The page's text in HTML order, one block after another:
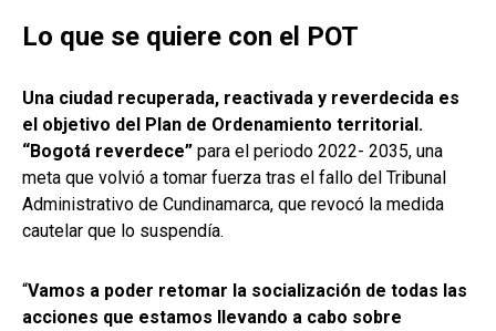
Lo que se quiere con el POT
Una ciudad recuperada, reactivada y reverdecida es
el objetivo del Plan de Ordenamiento territorial.
“Bogotá reverdece” para el periodo 2022- 2035, una
meta que volvió a tomar fuerza tras el fallo del Tribunal
Administrativo de Cundinamarca, que revocó la medida
cautelar que lo suspendía.
“Vamos a poder retomar la socialización de todas las
acciones que estamos llevando a cabo sobre